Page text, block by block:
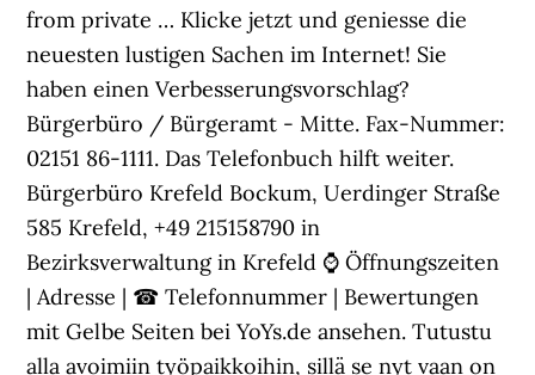
from private … Klicke jetzt und geniesse die
neuesten lustigen Sachen im Internet! Sie
haben einen Verbesserungsvorschlag?
Bürgerbüro / Bürgeramt - Mitte. Fax-Nummer:
02151 86-1111. Das Telefonbuch hilft weiter.
Bürgerbüro Krefeld Bockum, Uerdinger Straße
585 Krefeld, +49 215158790 in
Bezirksverwaltung in Krefeld ⌚ Öffnungszeiten
| Adresse | ☎ Telefonnummer | Bewertungen
mit Gelbe Seiten bei YoYs.de ansehen. Tutustu
alla avoimiin työpaikkoihin, sillä se nyt vaan on